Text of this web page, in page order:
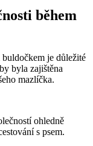
během
je důležité
byla zajištěna
mazlíčka.
ohledně
s psem.